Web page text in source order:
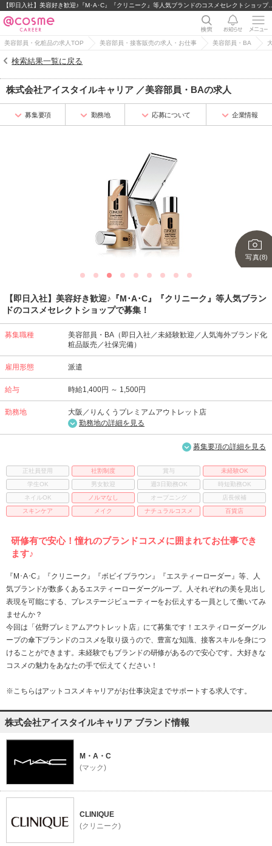
【即日入社】美容好き歓迎♪『M･A･C』『クリニ
美容部員・化粧品の求人TOP 美容部員・接客販売の求人・お仕事 美容部員・BA
検索結果一覧に戻る
株式会社アイスタイルキャリア ／美容部員・BAの求人
募集要項 勤務地 応募について 企業情報
写真(8)
【即日入社】美容好き歓迎♪『M･A･C』『クリニーク』等人気ブラン
ドのコスメセレクトショップで募集！
募集職種
美容部員・BA（即日入社／未経験歓迎／人気海外ブランド化
粧品販売／社保完備）
雇用形態 派遣
給与 時給1,400円 ～ 1,500円
勤務地
大阪／りんくうプレミアムアウトレット店
勤務地の詳細を見る
募集要項の詳細を見る
正社員登用 社割制度 賞与
未経験OK
学生OK
男女歓迎 週3日勤務OK
時短勤務OK
ネイルOK
ノルマなし オープニング
店長候補
スキンケア
メイク ナチュラルコスメ 百貨店
研修有で安心！憧れのブランドコスメに囲まれてお仕事でき
ます♪
『M･A･C』『クリニーク』『ボビイブラウン』『エスティーローダー』等、人
気ブランドが数多くあるエスティーローダーグループ。人それぞれの美を見出し
表現を可能にする、プレステージビューティーをお伝えする一員として働いてみ
ませんか？
今回は「佐野プレミアムアウトレット店」にて募集です！エスティローダーグル
ープの傘下ブランドのコスメを取り扱うので、豊富な知識、接客スキルを身につ
けることができます。未経験でもブランドの研修があるので安心です。大好きな
コスメの魅力をあなたの手で伝えてください！
※こちらはアットコスメキャリアがお仕事決定までサポートする求人です。
株式会社アイスタイルキャリア ブランド情報
M・A・C
(マック)
CLINIQUE
(クリニーク)